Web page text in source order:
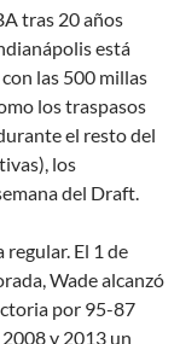
tras 20 años
está
las 500 millas
los traspasos
el resto del
los
del Draft.
El 1 de
Wade alcanzó
por 95-87
y 2013 un